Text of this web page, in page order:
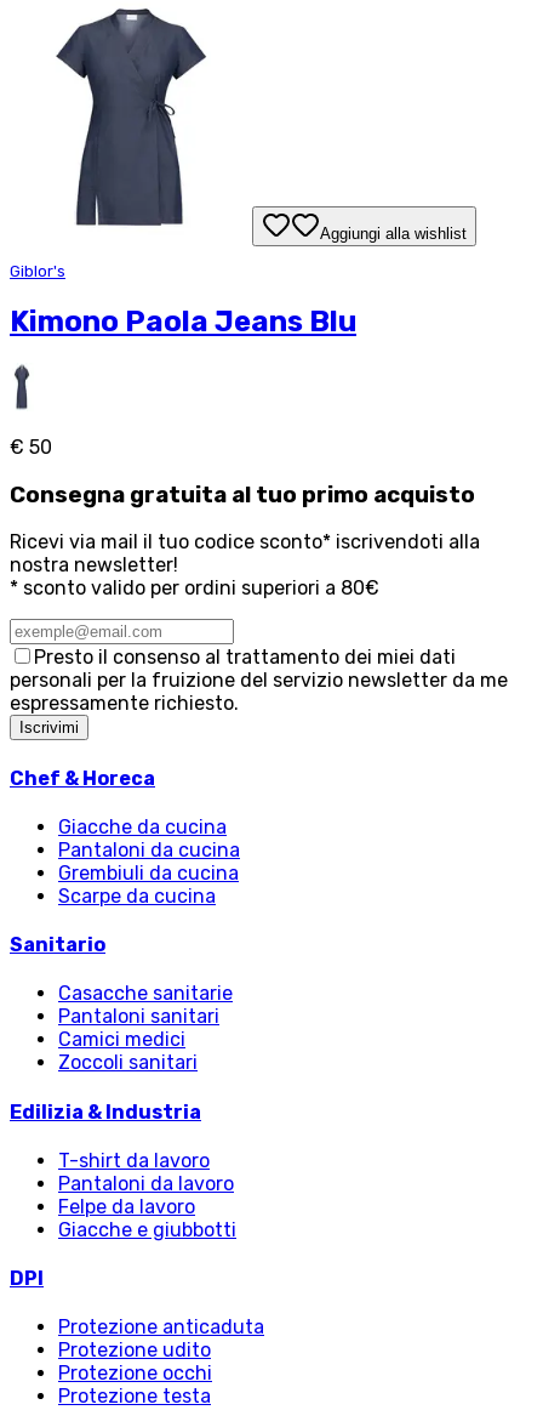
Aggiungi alla wishlist
Giblor's
Kimono Paola Jeans Blu
€ 50
Consegna gratuita al tuo primo acquisto
Ricevi via mail il tuo codice sconto* iscrivendoti alla
nostra newsletter!
* sconto valido per ordini superiori a 80€
Presto il consenso al trattamento dei miei dati
personali per la fruizione del servizio newsletter da me
espressamente richiesto.
Iscrivimi
Chef & Horeca
Giacche da cucina
Pantaloni da cucina
Grembiuli da cucina
Scarpe da cucina
Sanitario
Casacche sanitarie
Pantaloni sanitari
Camici medici
Zoccoli sanitari
Edilizia & Industria
T-shirt da lavoro
Pantaloni da lavoro
Felpe da lavoro
Giacche e giubbotti
DPI
Protezione anticaduta
Protezione udito
Protezione occhi
Protezione testa